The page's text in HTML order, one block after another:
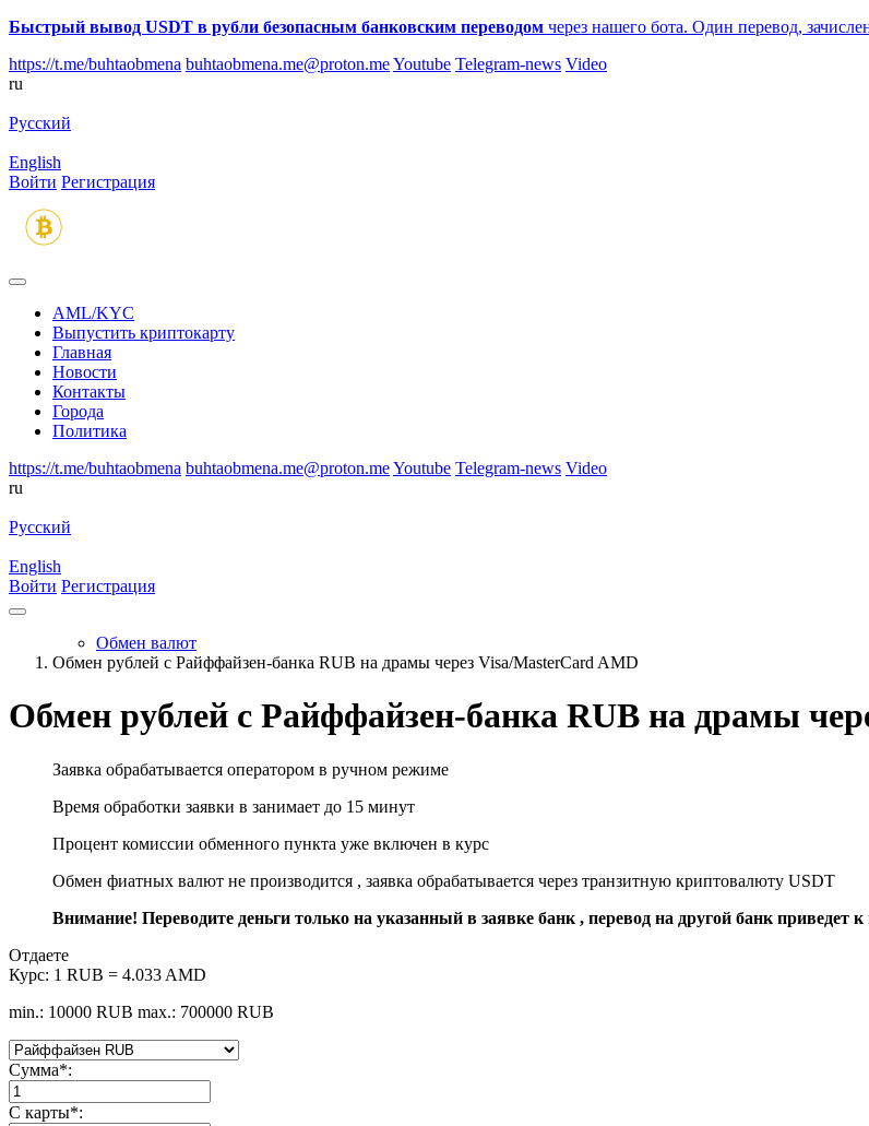
Быстрый вывод USDT в рубли безопасным банковским переводом через нашего бота. Один перевод,
https://t.me/buhtaobmena buhtaobmena.me@proton.meYoutube Telegram-news Video
ru
Русский
English
Войти Регистрация
AML/KYC
Выпустить криптокарту
Главная
Новости
Контакты
Города
Политика
https://t.me/buhtaobmena buhtaobmena.me@proton.meYoutube Telegram-news Video
ru
Русский
English
Войти Регистрация
Обмен валют
Обмен рублей с Райффайзен-банка RUB на драмы через Visa/MasterCard AMD
Обмен рублей с Райффайзен-банка RUB на драмы
Заявка обрабатывается оператором в ручном режиме
Время обработки заявки в занимает до 15 минут
Процент комиссии обменного пункта уже включен в курс
Обмен фиатных валют не производится , заявка обрабатывается через транзитную криптовалюту USDT
Внимание! Переводите деньги только на указанный в заявке банк , перевод на другой банк приведет к
Отдаете
Курс: 1 RUB = 4.033 AMD
min.: 10000 RUB max.: 700000 RUB
Сумма*:
С карты*: